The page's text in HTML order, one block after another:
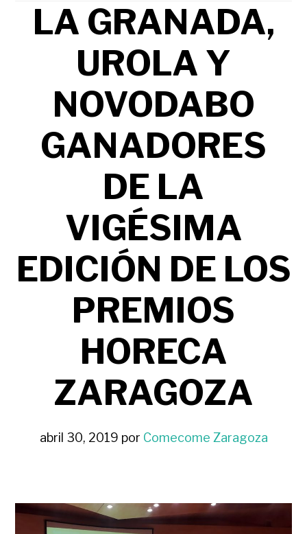
LA GRANADA,
UROLA Y
NOVODABO
GANADORES
DE LA
VIGÉSIMA
EDICIÓN DE LOS
PREMIOS
HORECA
ZARAGOZA
abril 30, 2019 por Comecome Zaragoza